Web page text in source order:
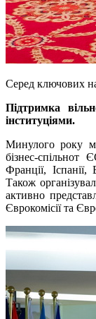
Серед ключових
Підтримка
інституціями.
Минулого року
бізнес-
Франції, Іспанії,
Також
активно
Єврокомісії та